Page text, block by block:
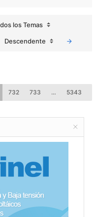
los Temas
Descendente
732 733 … 5343